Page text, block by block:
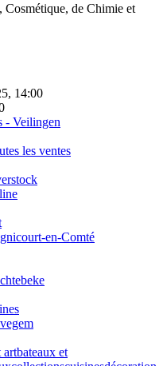
Cosmétique, de Chimie et
14:00
- Veilingen
les ventes
en-Comté
artbateaux et